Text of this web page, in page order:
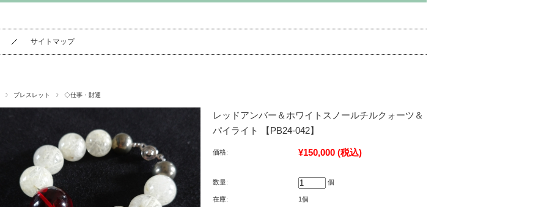
サイトマップ
ブレスレット ◇仕事・財運
レッドアンバー＆ホワイトスノールチルクォーツ＆
パイライト 【PB24-042】
価格: ¥150,000 (税込)
数量: 個
在庫: 1個